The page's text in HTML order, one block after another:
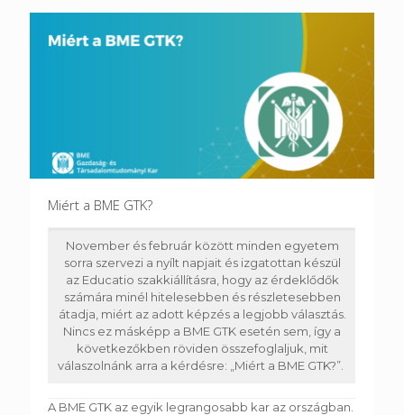
Miért a BME GTK?
November és február között minden egyetem
sorra szervezi a nyílt napjait és izgatottan készül
az Educatio szakkiállításra, hogy az érdeklődők
számára minél hitelesebben és részletesebben
átadja, miért az adott képzés a legjobb választás.
Nincs ez másképp a BME GTK esetén sem, így a
következőkben röviden összefoglaljuk, mit
válaszolnánk arra a kérdésre: „Miért a BME GTK?”.
A BME GTK az egyik legrangosabb kar az országban.